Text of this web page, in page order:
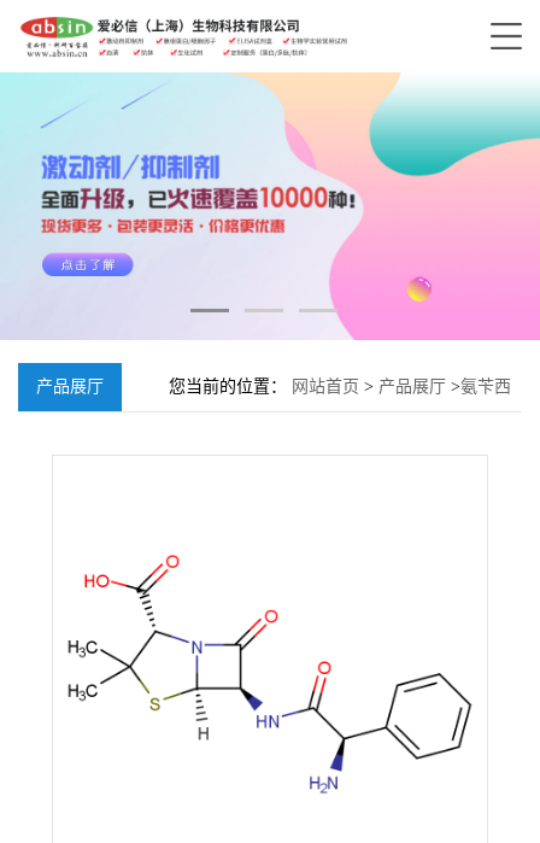
产品展厅 您当前的位置： 网站首页 > 产品展厅 >氨苄西